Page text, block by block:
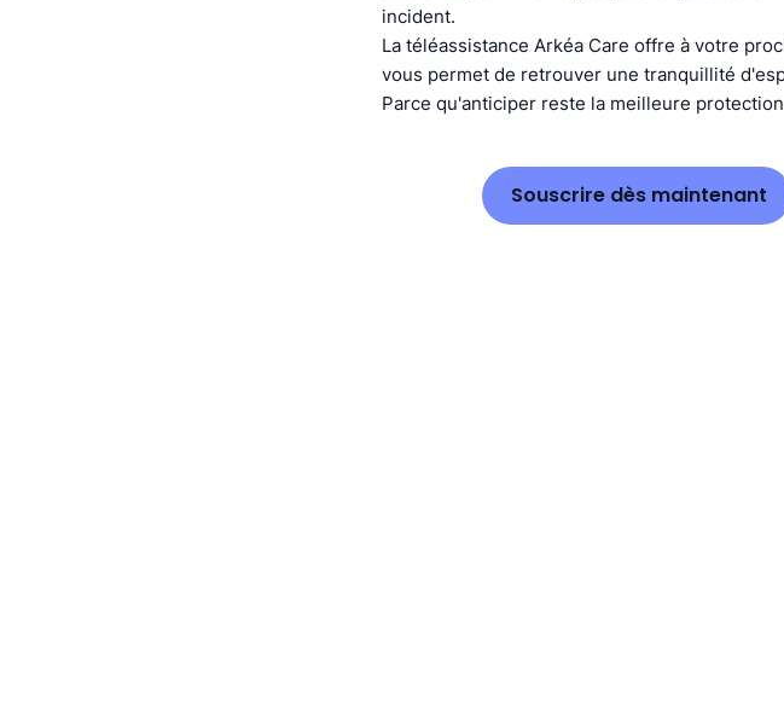
incident.
La téléassistance Arkéa Care offre à votre
vous permet de retrouver une tranquillité
Parce qu'anticiper reste la meilleure
Souscrire dès maintenant